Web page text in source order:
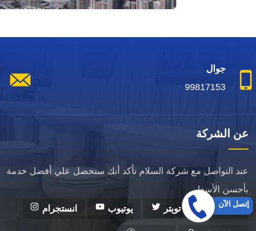
جوال
99817153
عن الشركة
عند التواصل مع شركة السلام تأكد أنك ستحصل علي أفضل خدمة
بأحسن الأسعار.
فيسبوك
تويتر يوتيوب انستجرام إتصل الآن